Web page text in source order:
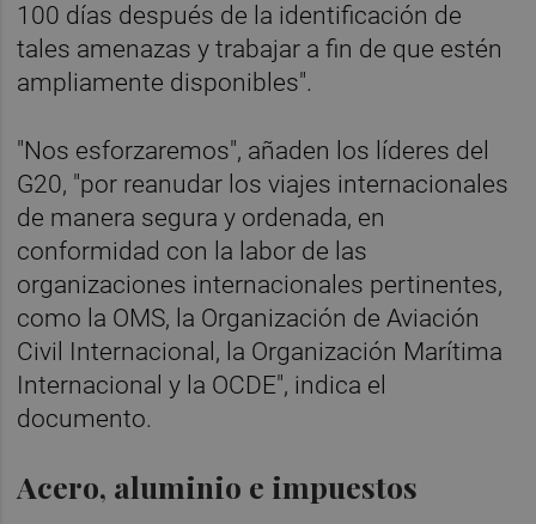
100 días después de la identificación de
tales amenazas y trabajar a fin de que estén
ampliamente disponibles".
"Nos esforzaremos", añaden los líderes del
G20, "por reanudar los viajes internacionales
de manera segura y ordenada, en
conformidad con la labor de las
organizaciones internacionales pertinentes,
como la OMS, la Organización de Aviación
Civil Internacional, la Organización Marítima
Internacional y la OCDE", indica el
documento.
Acero, aluminio e impuestos